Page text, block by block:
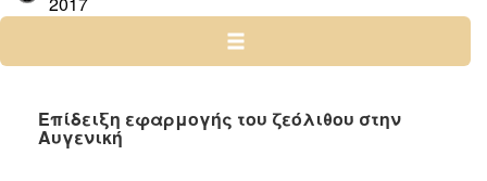
2025
2022
2021
Επίδειξη εφαρμογής του ζεόλιθου στην
Αυγενική